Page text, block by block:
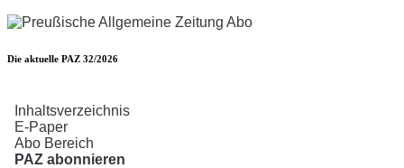
Die aktuelle PAZ 32/2026
Inhaltsverzeichnis
E-Paper
Abo Bereich
PAZ abonnieren